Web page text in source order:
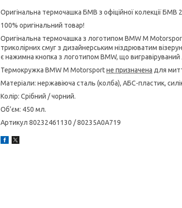
Оригінальна термочашка БМВ з офіційної колекції БМВ
100% оригінальний товар!
Оригінальна термочашка з логотипом BMW M
триколірних смуг з дизайнерським ніздрюватим
є нажимна кнопка з логотипом BMW, що
Термокружка BMW M Motorsportне призначена для
Матеріали: нержавіюча сталь (колба), АБС-пластик,
Колір: Срібний / чорний.
Об’єм: 450 мл.
Артикул 80232461130 / 80235A0A719